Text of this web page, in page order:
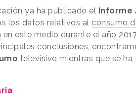
ya ha publicado el Informe
los datos relativos al consumo
en este medio durante el año
conclusiones,
televisivo mientras que se